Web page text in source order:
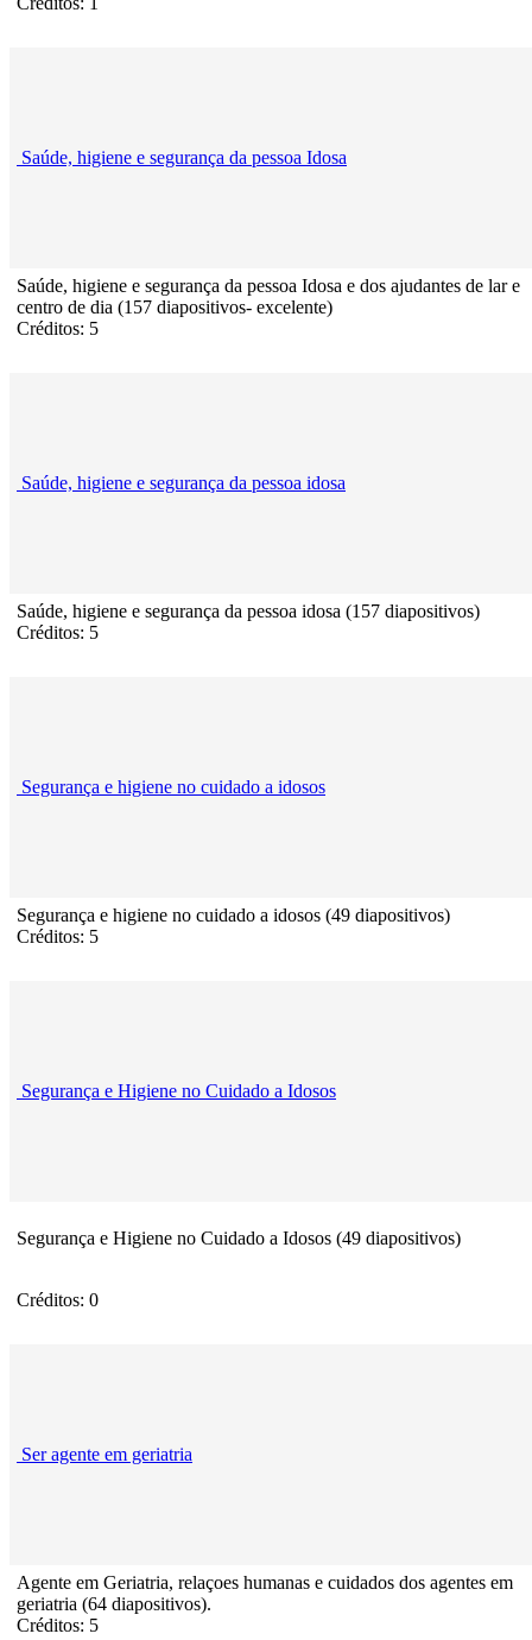
Saúde, higiene e segurança da pessoa Idosa
Saúde, higiene e segurança da pessoa Idosa e dos ajudantes de lar e
centro de dia (157 diapositivos- excelente)
Créditos: 5
Saúde, higiene e segurança da pessoa idosa
Saúde, higiene e segurança da pessoa idosa (157 diapositivos)
Créditos: 5
Segurança e higiene no cuidado a idosos
Segurança e higiene no cuidado a idosos (49 diapositivos)
Créditos: 5
Segurança e Higiene no Cuidado a Idosos
Segurança e Higiene no Cuidado a Idosos (49 diapositivos)
Créditos: 0
Ser agente em geriatria
Agente em Geriatria, relaçoes humanas e cuidados dos agentes em
geriatria (64 diapositivos).
Créditos: 5